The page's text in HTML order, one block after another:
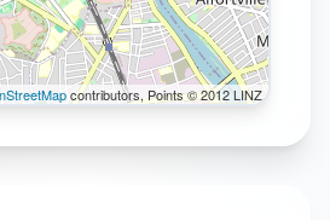
contributors, Points © 2012 LINZ